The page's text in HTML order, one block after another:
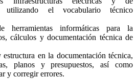
utilizando el vocabulario técnico
herramientas informáticas para la
cálculos y documentación técnica de
en la documentación técnica,
planos y presupuestos, así como
y corregir errores.